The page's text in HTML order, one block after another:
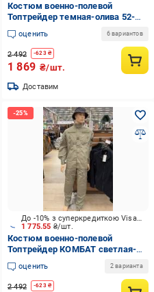
Костюм военно-полевой
Топтрейдер темная-олива 52-
54р / 182-188 см (Узкий Ворот)
р.XLоценить 6 вариантов
2 492 -623₴
1 869 ₴/шт.
Доставим
1 775.55 ₴/шт.
До -10% з суперкредиткою Visa Вигода
Костюм военно-полевой
Топтрейдер КОМБАТ светлая-
олива 112-116/194-200 см р.XL
оценить 2 варианта
2 492 -623₴